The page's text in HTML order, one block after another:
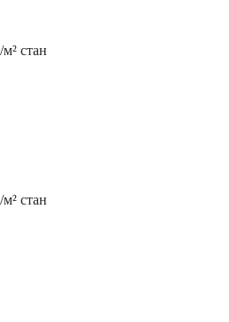
/м² стан
/м² стан